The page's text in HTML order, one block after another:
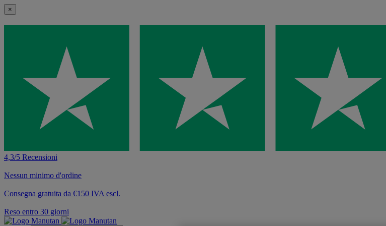
×
4,3/5 Recensioni
Nessun minimo d'ordine
Consegna gratuita da €150 IVA escl.
Reso entro 30 giorni